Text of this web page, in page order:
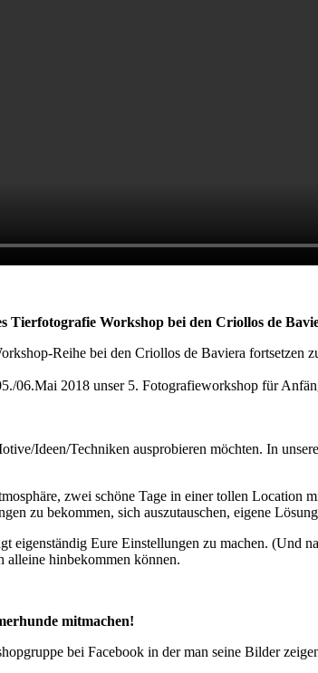
Tierfotografie Workshop bei den Criollos de
Reihe bei den Criollos de Baviera
06.Mai 2018 unser 5. Fotografieworkshop für
Ideen/Techniken ausprobieren möchten. In
zwei schöne Tage in einer tollen
zu bekommen, sich auszutauschen, eigene
eigenständig Eure Einstellungen zu machen. (Und
alleine hinbekommen können.
mitmachen!
bei Facebook in der man seine Bilder